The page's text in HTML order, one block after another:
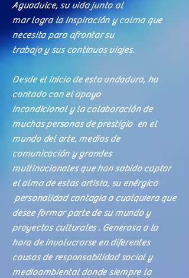
Aguadulce, su vida junto al
mar logra la inspiración y calma que
necesita para afrontar su
trabajo y sus continuos viajes.
Desde el inicio de esta andadura, ha
contado con el apoyo
incondicional y la colaboración de
muchas personas de prestigio en el
mundo del arte, medios de
comunicación y grandes
multinacionales que han sabido captar
el alma de estas artista, su enérgica
personalidad contagia a cualquiera que
desee formar parte de su mundo y
proyectos culturales . Generosa a la
hora de involucrarse en diferentes
causas de responsabilidad social y
medioambiental donde siempre la